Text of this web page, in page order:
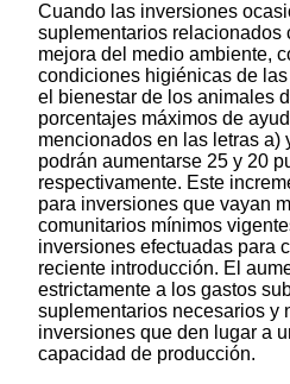
Cuando las inversiones
suplementarios relacionados
mejora del medio ambiente,
condiciones higiénicas de
el bienestar de los animales
porcentajes máximos de
mencionados en las letras a)
podrán aumentarse 25 y 20
respectivamente. Este
para inversiones que vayan
comunitarios mínimos
inversiones efectuadas para
reciente introducción. El
estrictamente a los gastos
suplementarios necesarios y
inversiones que den lugar a
capacidad de producción.